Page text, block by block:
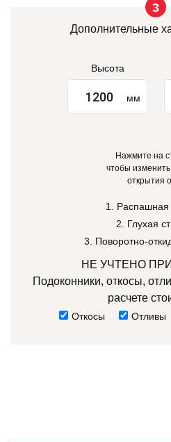
3
Дополнительные
Высота
мм
Нажмите на
чтобы
открытия
1. Распашная
2. Глухая
3. Поворотно-
НЕ УЧТЕНО
Подоконники, откосы,
расчете
Откосы Отливы